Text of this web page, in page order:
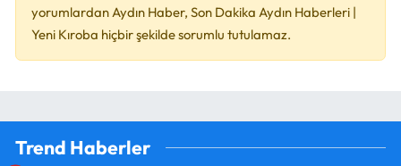
yorumlardan Aydın Haber, Son Dakika Aydın Haberleri |
Yeni Kıroba hiçbir şekilde sorumlu tutulamaz.
Trend Haberler